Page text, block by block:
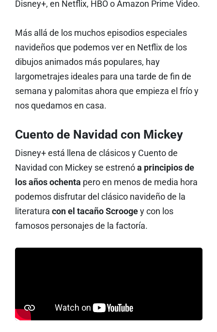
Disney+, en Netflix, HBO o Amazon Prime Video.
Más allá de los muchos episodios especiales
navideños que podemos ver en Netflix de los
dibujos animados más populares, hay
largometrajes ideales para una tarde de fin de
semana y palomitas ahora que empieza el frío y
nos quedamos en casa.
Cuento de Navidad con Mickey
Disney+ está llena de clásicos y Cuento de
Navidad con Mickey se estrenó a principios de
los años ochenta pero en menos de media hora
podemos disfrutar del clásico navideño de la
literatura con el tacaño Scroogey con los
famosos personajes de la factoría.